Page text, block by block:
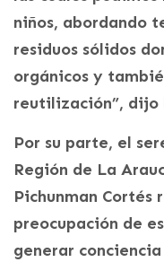
niños, abordando
residuos sólidos
orgánicos y
reutilización”,
Por su parte, el
Región de La
Pichunman Cortés
preocupación de
generar